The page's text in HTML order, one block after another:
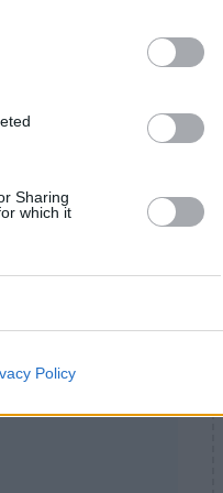
Sharing
which it
Policy
τη σεζόν σας,
στοιχεία,
που κάνετε
να
σας.